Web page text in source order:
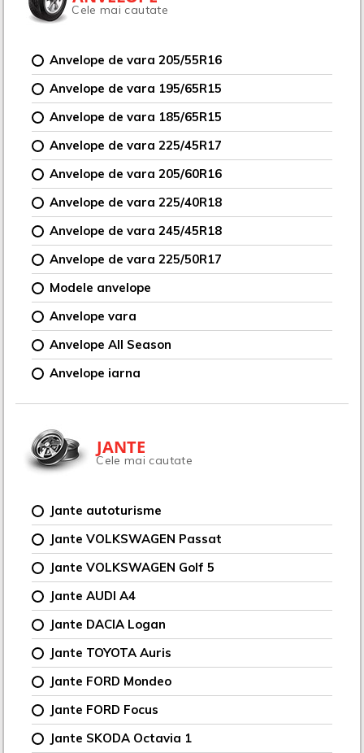
Cele mai cautate
Anvelope de vara 205/55R16
Anvelope de vara 195/65R15
Anvelope de vara 185/65R15
Anvelope de vara 225/45R17
Anvelope de vara 205/60R16
Anvelope de vara 225/40R18
Anvelope de vara 245/45R18
Anvelope de vara 225/50R17
Modele anvelope
Anvelope vara
Anvelope All Season
Anvelope iarna
JANTE
Cele mai cautate
Jante autoturisme
Jante VOLKSWAGEN Passat
Jante VOLKSWAGEN Golf 5
Jante AUDI A4
Jante DACIA Logan
Jante TOYOTA Auris
Jante FORD Mondeo
Jante FORD Focus
Jante SKODA Octavia 1